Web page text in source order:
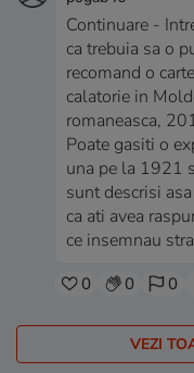
Continuare -
ca trebuia sa o
recomand o
calatorie in
romaneasca,
Poate gasiti o
una pe la 1921
sunt descrisi
ca ati avea
ce insemnau
0 0 0
VEZI